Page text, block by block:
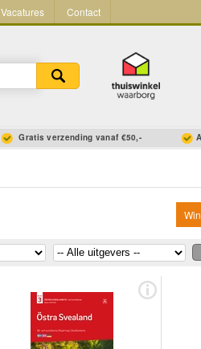
Vacatures Contact
Gratis verzending vanaf €50,-
Ga